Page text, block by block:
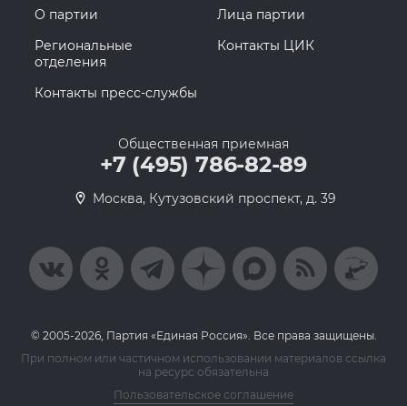
О партии
Лица партии
Региональные
отделения
Контакты ЦИК
Контакты пресс-службы
Общественная приемная
+7 (495) 786-82-89
Москва, Кутузовский проспект, д. 39
© 2005-2026, Партия «Единая Россия». Все права защищены.
При полном или частичном использовании материалов ссылка
на ресурс обязательна
Пользовательское соглашение